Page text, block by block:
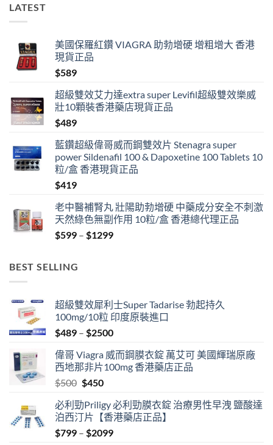
LATEST
美國保羅紅鑽 VIAGRA 助勃增硬 增粗增大 香港
現貨正品
$589
超級雙效艾力達extra super Levifil超級雙效樂威
壯10顆裝香港藥店現貨正品
$489
藍鑽超級偉哥威而鋼雙效片 Stenagra super
power Sildenafil 100 & Dapoxetine 100 Tablets 10
粒/盒 香港現貨正品
$419
老中醫補腎丸 壯陽助勃增硬 中藥成分安全不刺激
天然綠色無副作用 10粒/盒 香港總代理正品
$599 – $1299Price
BEST SELLING
超級雙效犀利士Super Tadarise 勃起持久
100mg/10粒 印度原裝進口
$489 – $2500Price
$489
through
偉哥 Viagra 威而鋼膜衣錠 萬艾可 美國輝瑞原廠
西地那非片100mg 香港藥店正品
$500 Original
was:
$500.
$450Current
is:
$450.
必利勁Priligy 必利勁膜衣錠 治療男性早洩 鹽酸達
泊西汀片【香港藥店正品】
$799 – $2099Price